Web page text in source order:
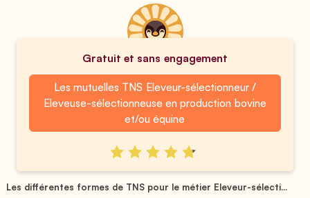
Gratuit et sans engagement
Les mutuelles TNS Eleveur-sélectionneur /
Eleveuse-sélectionneuse en production bovine
et/ou équine
Les différentes formes de TNS pour le métier Eleveur-sélecti...